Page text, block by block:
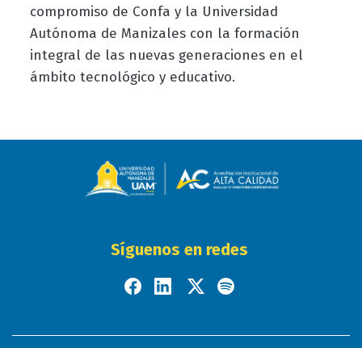
compromiso de Confa y la Universidad
Autónoma de Manizales con la formación
integral de las nuevas generaciones en el
ámbito tecnológico y educativo.
Síguenos en redes